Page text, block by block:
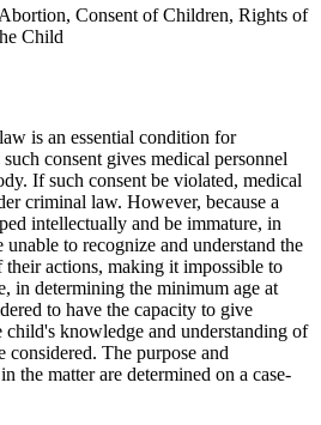
Consent of Children, Rights of
Child
is an essential condition for
consent gives medical personnel
If such consent be violated, medical
criminal law. However, because a
intellectually and be immature, in
unable to recognize and understand the
their actions, making it impossible to
in determining the minimum age at
to have the capacity to give
child's knowledge and understanding of
considered. The purpose and
the matter are determined on a case-